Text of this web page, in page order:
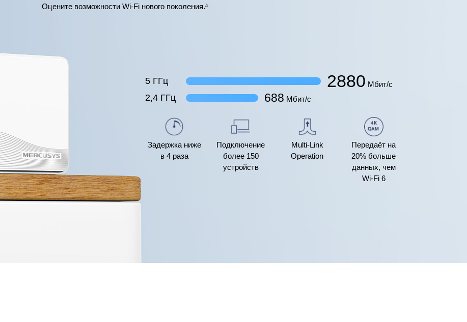
Оцените возможности Wi-Fi нового поколения.△
Задержка ниже
в 4 раза
Подключение
более 150
устройств
Multi-Link
Operation
Передаёт на
20% больше
данных, чем
Wi-Fi 6
5 ГГц 2880 Мбит/с
2,4 ГГц 688 Мбит/с